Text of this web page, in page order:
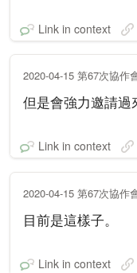
Link in context
2020-04-15 第67次協作
但是會強力邀請過
Link in context
2020-04-15 第67次協作
目前是這樣子。
Link in context